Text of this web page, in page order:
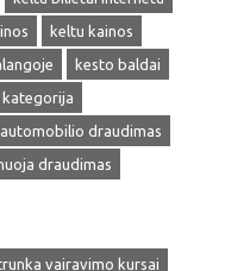
keltu kainos
kesto baldai
draudimas
draudimas
vairavimo kursai